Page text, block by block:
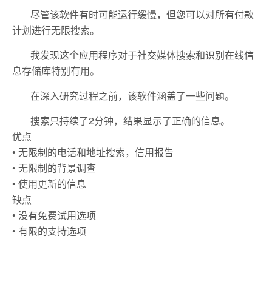
尽管该软件有时可能运行缓慢，但您可以对所有付款
计划进行无限搜索。
我发现这个应用程序对于社交媒体搜索和识别在线信
息存储库特别有用。
在深入研究过程之前，该软件涵盖了一些问题。
搜索只持续了2分钟，结果显示了正确的信息。
优点
• 无限制的电话和地址搜索，信用报告
• 无限制的背景调查
• 使用更新的信息
缺点
• 没有免费试用选项
• 有限的支持选项